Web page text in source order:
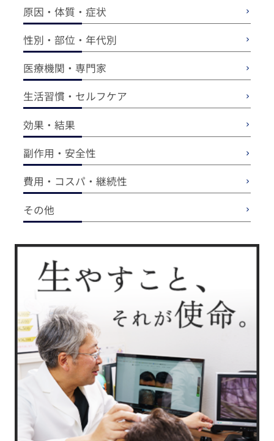
原因・体質・症状
性別・部位・年代別
医療機関・専門家
生活習慣・セルフケア
効果・結果
副作用・安全性
費用・コスパ・継続性
その他